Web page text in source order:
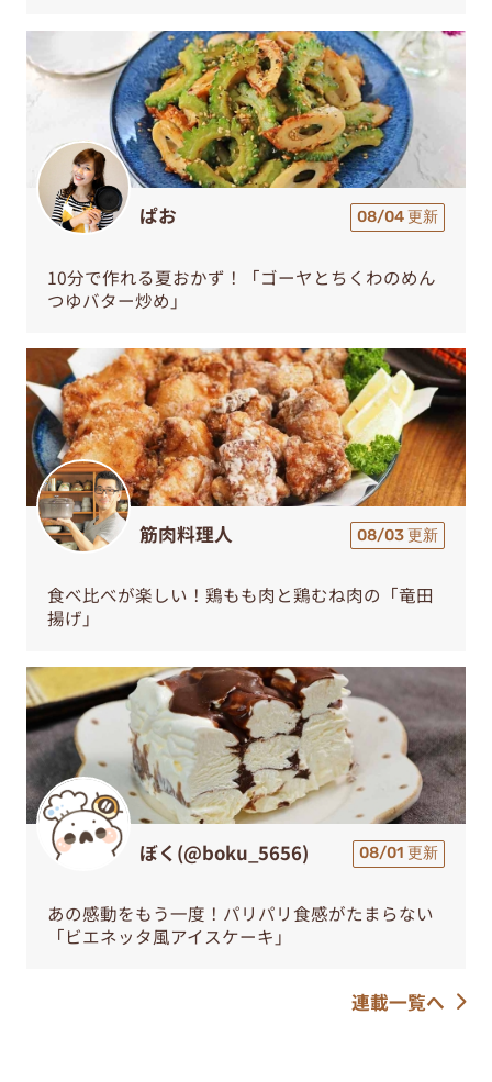
ぱお 08/04 更新
10分で作れる夏おかず！「ゴーヤとちくわのめん
つゆバター炒め」
筋肉料理人 08/03 更新
食べ比べが楽しい！鶏もも肉と鶏むね肉の「竜田
揚げ」
ぼく(@boku_5656) 08/01 更新
あの感動をもう一度！パリパリ食感がたまらない
「ビエネッタ風アイスケーキ」
連載一覧へ